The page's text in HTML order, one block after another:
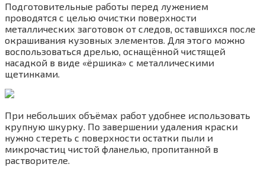
Подготовительные работы перед лужением
проводятся с целью очистки поверхности
металлических заготовок от следов, оставшихся после
окрашивания кузовных элементов. Для этого можно
воспользоваться дрелью, оснащённой чистящей
насадкой в виде «ёршика» с металлическими
щетинками.
При небольших объёмах работ удобнее использовать
крупную шкурку. По завершении удаления краски
нужно стереть с поверхности остатки пыли и
микрочастиц чистой фланелью, пропитанной в
растворителе.